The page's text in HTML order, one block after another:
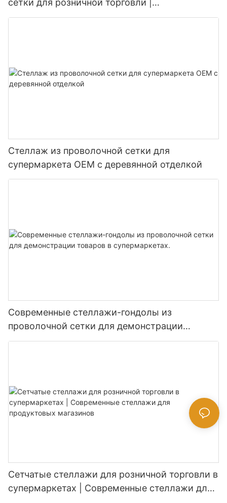
сетки для розничной торговли |
Индивидуальные решения для оформления
Стеллаж из проволочной сетки для
супермаркета OEM с деревянной отделкой
Современные стеллажи-гондолы из
проволочной сетки для демонстрации
товаров в супермаркетах.
Сетчатые стеллажи для розничной торговли в
супермаркетах | Современные стеллажи для